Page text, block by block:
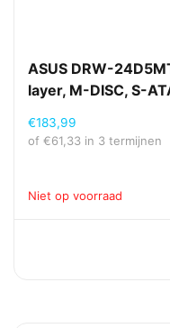
ASUS DRW-
layer, M-DISC, S-
€183,99
of €61,33 in 3 termijnen
Niet op voorraad